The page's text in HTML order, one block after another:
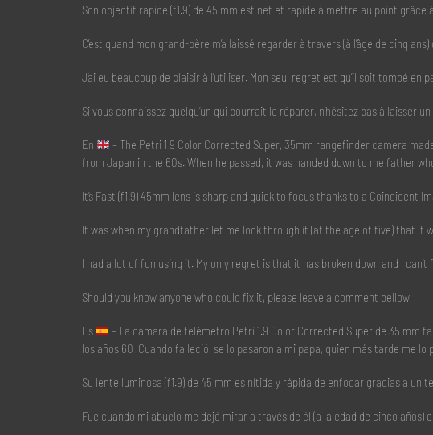
Son objectif rapide (f1.9) de 45 mm est net et rapide à mettre au point
C’est quand mon grand-père m’a laissé regarder à travers (à l’âge de cinq
J’ai eu beaucoup de plaisir à l’utiliser. Mon seul regret est qu’il soit tombé
Si vous connaissez quelqu’un qui pourrait le réparer, n’hésitez pas à laisser
En
– The Petri 1.9 Color Corrected Super, 35mm rangefinder camera
from Japan in the 60s. When he passed, it was handed down to me father
It’s Fast (f1.9) 45mm lens is sharp and quick to focus thanks to a
It was when my grandfather let me look through it (at the age of five) that it
I had a lot of fun using it. My only regret is that it has broken down and I
Should you know anyone who could fix it, please leave a comment bellow
Es
– La cámara de telémetro Petri 1.9 Color Corrected Super de 35 mm
los años 60. Cuando falleció, se lo pasaron a mi papa, quien más tarde me
Su lente luminosa (f1.9) de 45 mm es nítida y rápida de enfocar gracias a
Fue cuando mi abuelo me dejó mirar a través de él (a la edad de cinco